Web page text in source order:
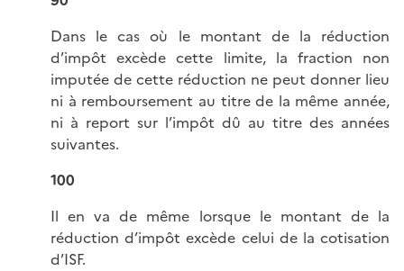
Dans le cas où le montant de la réduction
d’impôt excède cette limite, la fraction non
imputée de cette réduction ne peut donner lieu
ni à remboursement au titre de la même année,
ni à report sur l’impôt dû au titre des années
suivantes.
100
Il en va de même lorsque le montant de la
réduction d’impôt excède celui de la cotisation
d’ISF.